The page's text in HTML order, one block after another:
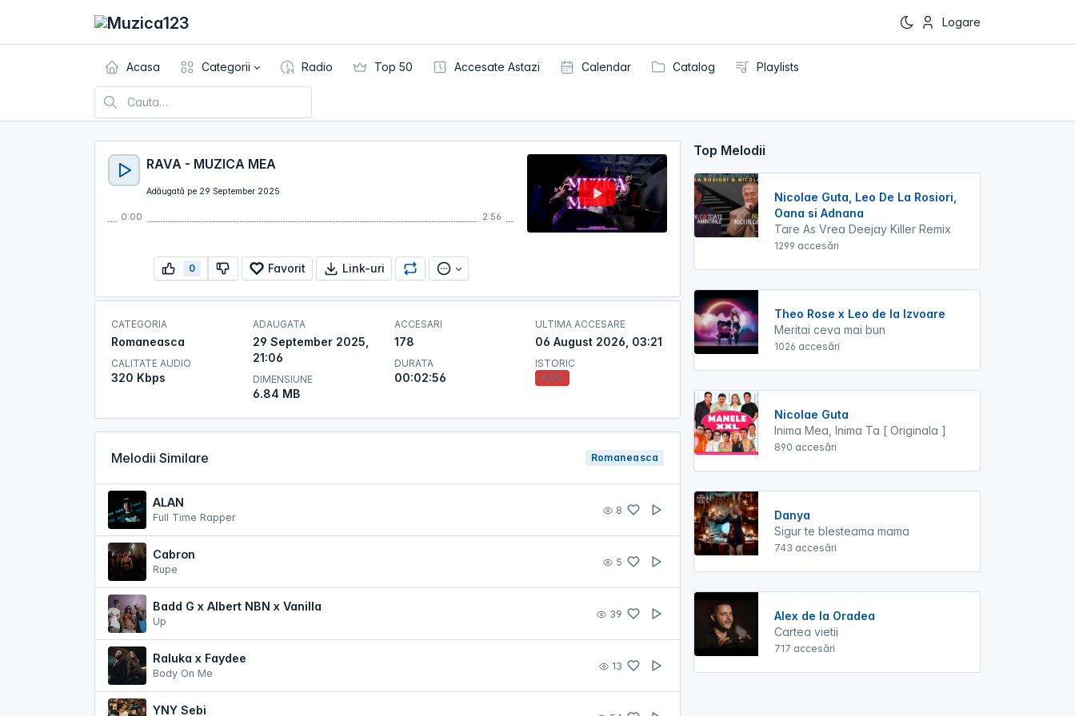
Logare
Acasa Categorii Radio Top 50 Accesate Astazi Calendar Catalog Playlists
RAVA - MUZICA MEA
Adăugată pe 29 September 2025
0:00 2:56
0 Favorit Link-uri
CATEGORIA
Romaneasca
CALITATE AUDIO
320 Kbps
ADAUGATA
29 September 2025,
21:06
DIMENSIUNE
6.84 MB
ACCESARI
178
DURATA
00:02:56
ULTIMA ACCESARE
06 August 2026, 03:21
ISTORIC
ADV
Melodii Similare Romaneasca
ALAN
Full Time Rapper
8
Cabron
Rupe
5
Badd G x Albert NBN x Vanilla
Up
39
Raluka x Faydee
Body On Me
13
YNY Sebi
Top Melodii
Nicolae Guta, Leo De La Rosiori,
Oana si Adnana
Tare As Vrea Deejay Killer Remix
1299 accesări
Theo Rose x Leo de la Izvoare
Meritai ceva mai bun
1026 accesări
Nicolae Guta
Inima Mea, Inima Ta [ Originala ]
890 accesări
Danya
Sigur te blesteama mama
743 accesări
Alex de la Oradea
Cartea vietii
717 accesări